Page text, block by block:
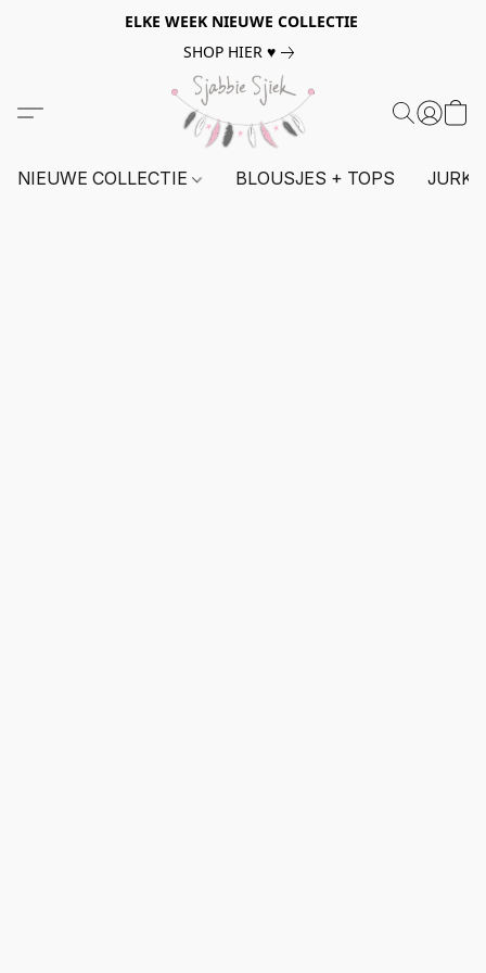
ELKE WEEK NIEUWE COLLECTIE
SHOP HIER ♥
NIEUWE COLLECTIE BLOUSJES + TOPS